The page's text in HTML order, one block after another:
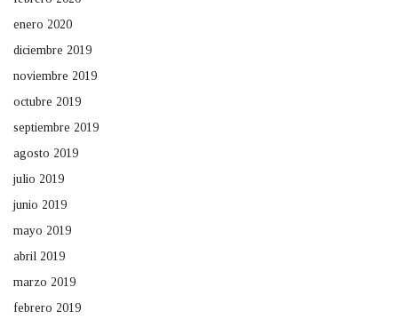
enero 2020
diciembre 2019
noviembre 2019
octubre 2019
septiembre 2019
agosto 2019
julio 2019
junio 2019
mayo 2019
abril 2019
marzo 2019
febrero 2019